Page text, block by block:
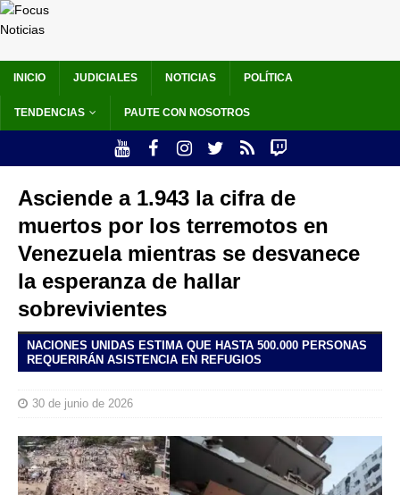
INICIO JUDICIALES NOTICIAS POLÍTICA
TENDENCIAS PAUTE CON NOSOTROS
Asciende a 1.943 la cifra de
muertos por los terremotos en
Venezuela mientras se desvanece
la esperanza de hallar
sobrevivientes
NACIONES UNIDAS ESTIMA QUE HASTA 500.000 PERSONAS
REQUERIRÁN ASISTENCIA EN REFUGIOS
30 de junio de 2026